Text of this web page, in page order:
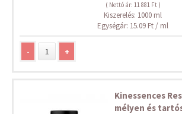
( Nettó ár: 11 881 Ft )
Kiszerelés: 1000 ml
Egységár: 15.09 Ft / ml
- +
Kinessences
mélyen és